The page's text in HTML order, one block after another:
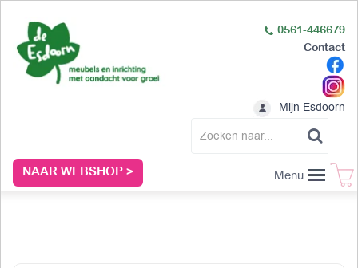
NAAR WEBSHOP >
0561-446679
Contact
Mijn Esdoorn
Menu